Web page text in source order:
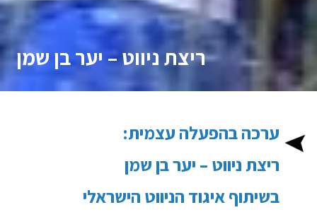
ריצת ניווט – יער בן שמן
ערכה בהפעלה עצמית:
ריצת ניווט – יער בן שמן
בשיתוף איגוד הניווט הישראלי